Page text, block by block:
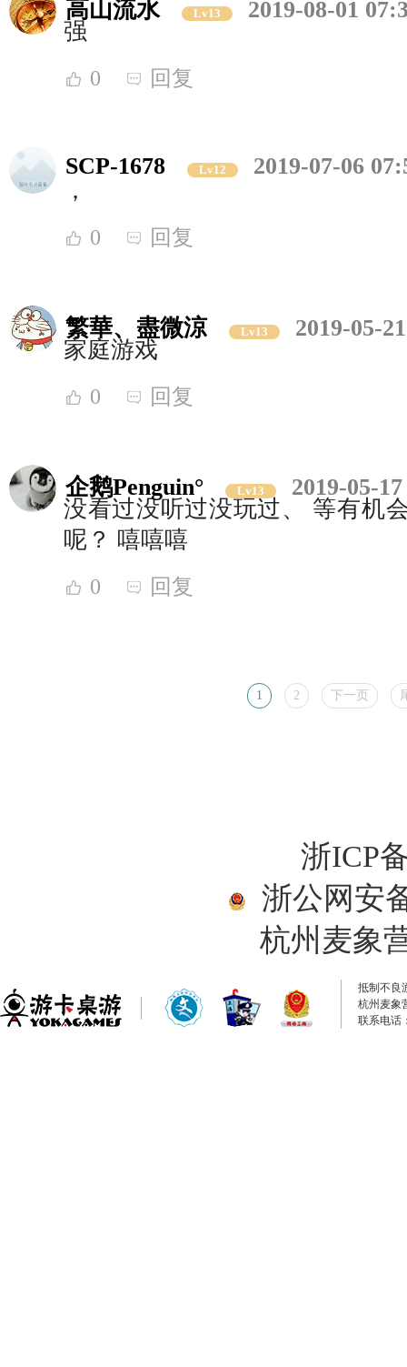
高山流水 Lv13
2019-08-01
强
0 回复
SCP-1678 Lv12
2019-07-06
，
0 回复
繁華、盡微涼 Lv13
2019-05-
家庭游戏
0 回复
企鹅Penguin° Lv13
2019-05-
没看过没听过没玩过、 等有机
呢？ 嘻嘻嘻
0 回复
1 2 下一页
浙ICP
浙公网安
杭州麦象
抵制不良
杭州麦象
联系电话